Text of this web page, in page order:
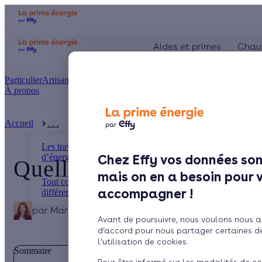
Chez Effy vos données
mais on en a besoin pour
accompagner !
Avant de poursuivre, nous voulons nous
d’accord pour nous partager certaines
l’utilisation de cookies.
ParticulierArtisan / installateur
À propos
Aides et primes
Présentation
Le concept
Accueil . . .
Les travaux d’économies
d’énergie
Tout comprendre sur les
différents types de p ...
Quelle TVA pour le panneau photovoltaïque ?
Quelle TVA pour le
par Marina
Sommaire